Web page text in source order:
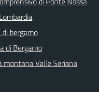
bergamo
di Bergamo
montana Valle Seriana